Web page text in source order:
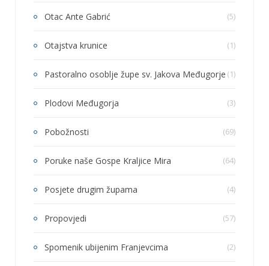
Otac Ante Gabrić (5)
Otajstva krunice (1)
Pastoralno osoblje župe sv. Jakova Međugorje (1)
Plodovi Međugorja (3)
Pobožnosti (69)
Poruke naše Gospe Kraljice Mira (64)
Posjete drugim župama (4)
Propovjedi (57)
Spomenik ubijenim Franjevcima (2)